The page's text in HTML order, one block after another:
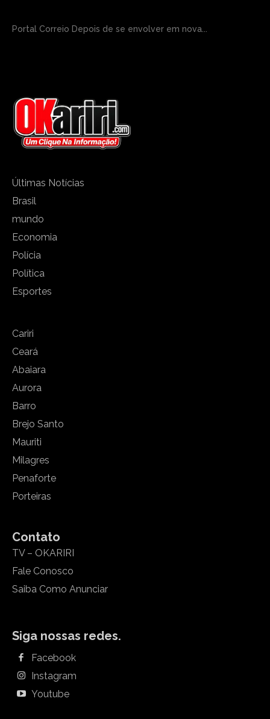
Portal Correio Depois de se envolver em nova...
Últimas Notícias
Brasil
mundo
Economia
Polícia
Política
Esportes
Cariri
Ceará
Abaiara
Aurora
Barro
Brejo Santo
Mauriti
Milagres
Penaforte
Porteiras
Contato
TV – OKARIRI
Fale Conosco
Saiba Como Anunciar
Siga nossas redes.
Facebook
Instagram
Youtube